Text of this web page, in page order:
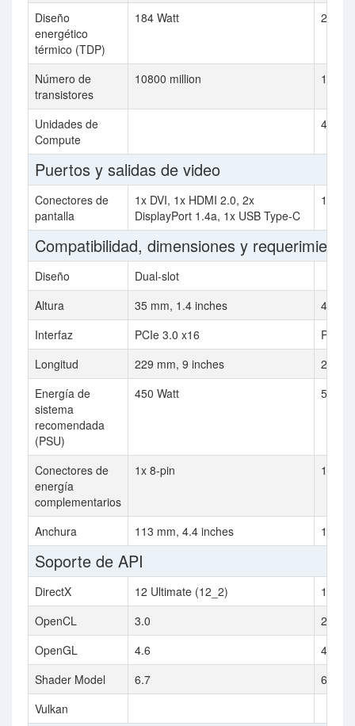
Diseño
energético
térmico (TDP)
184 Watt 230
Número de
transistores
10800 million
Unidades de
Compute
40
Puertos y salidas de video
Conectores de
pantalla
1x DVI, 1x HDMI 2.0, 2x
DisplayPort 1.4a, 1x USB Type-C
1x
Compatibilidad, dimensiones y
Diseño
Dual-slot
Altura
35 mm, 1.4 inches
40
Interfaz
PCIe 3.0 x16
PCIe
Longitud
229 mm, 9 inches
267
Energía de
sistema
recomendada
(PSU)
450 Watt 550
Conectores de
energía
complementarios
1x 8-pin 1x 6-
Anchura 113 mm, 4.4 inches 110
Soporte de API
DirectX 12 Ultimate (12_2)
12.2
OpenCL
3.0
2.1
OpenGL
4.6
4.6
Shader Model
6.7
6.5
Vulkan